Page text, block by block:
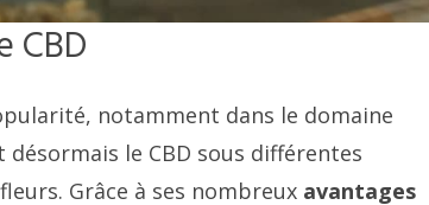
CBD
notamment dans le domaine
le CBD sous différentes
Grâce à ses nombreux avantages